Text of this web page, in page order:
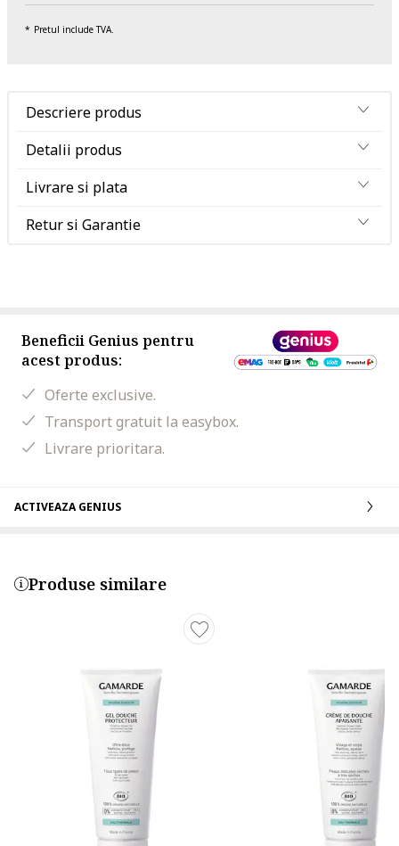
Pretul include TVA.
Descriere produs
Detalii produs
Livrare si plata
Retur si Garantie
Beneficii Genius pentru
acest produs:
Oferte exclusive.
Transport gratuit la easybox.
Livrare prioritara.
ACTIVEAZA GENIUS
Produse similare